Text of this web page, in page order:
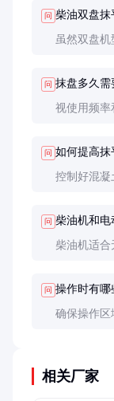
问 柴油双盘抹
虽然双盘
问 抹盘多久需
视使用频率
问 如何提高抹
控制好混凝
问 柴油机和电
柴油机适
问 操作时有哪
确保操作区
相关厂家